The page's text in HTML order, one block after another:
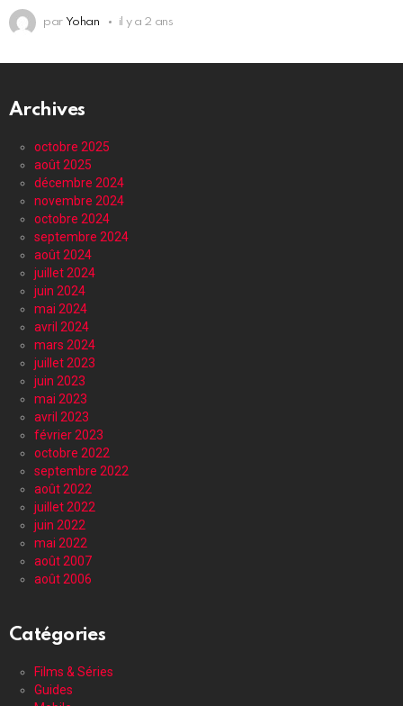
par Yohan il y a 2 ans
Archives
octobre 2025
août 2025
décembre 2024
novembre 2024
octobre 2024
septembre 2024
août 2024
juillet 2024
juin 2024
mai 2024
avril 2024
mars 2024
juillet 2023
juin 2023
mai 2023
avril 2023
février 2023
octobre 2022
septembre 2022
août 2022
juillet 2022
juin 2022
mai 2022
août 2007
août 2006
Catégories
Films & Séries
Guides